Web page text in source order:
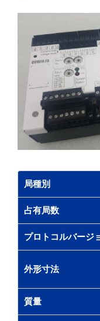
局種別
占有局数
プロトコルバージ
外形寸法
質量